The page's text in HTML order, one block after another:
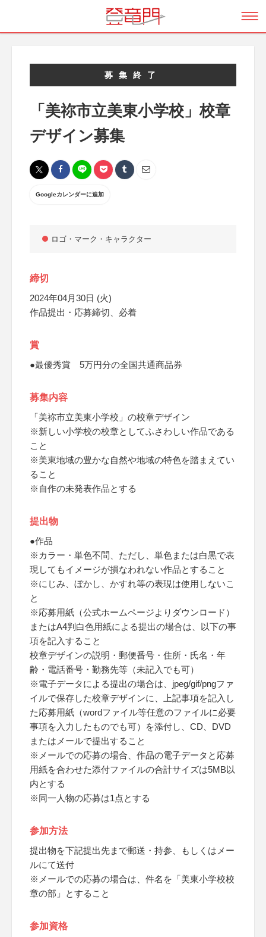
募集終了
「美祢市立美東小学校」校章
デザイン募集
Googleカレンダーに追加
ロゴ・マーク・キャラクター
締切
2024年04月30日 (火)
作品提出・応募締切、必着
賞
●最優秀賞 5万円分の全国共通商品券
募集内容
「美祢市立美東小学校」の校章デザイン
※新しい小学校の校章としてふさわしい作品である
こと
※美東地域の豊かな自然や地域の特色を踏まえてい
ること
※自作の未発表作品とする
提出物
●作品
※カラー・単色不問、ただし、単色または白黒で表
現してもイメージが損なわれない作品とすること
※にじみ、ぼかし、かすれ等の表現は使用しないこ
と
※応募用紙（公式ホームページよりダウンロード）
またはA4判白色用紙による提出の場合は、以下の事
項を記入すること
校章デザインの説明・郵便番号・住所・氏名・年
齢・電話番号・勤務先等（未記入でも可）
※電子データによる提出の場合は、jpeg/gif/pngファ
イルで保存した校章デザインに、上記事項を記入し
た応募用紙（wordファイル等任意のファイルに必要
事項を入力したものでも可）を添付し、CD、DVD
またはメールで提出すること
※メールでの応募の場合、作品の電子データと応募
用紙を合わせた添付ファイルの合計サイズは5MB以
内とする
※同一人物の応募は1点とする
参加方法
提出物を下記提出先まで郵送・持参、もしくはメー
ルにて送付
※メールでの応募の場合は、件名を「美東小学校校
章の部」とすること
参加資格